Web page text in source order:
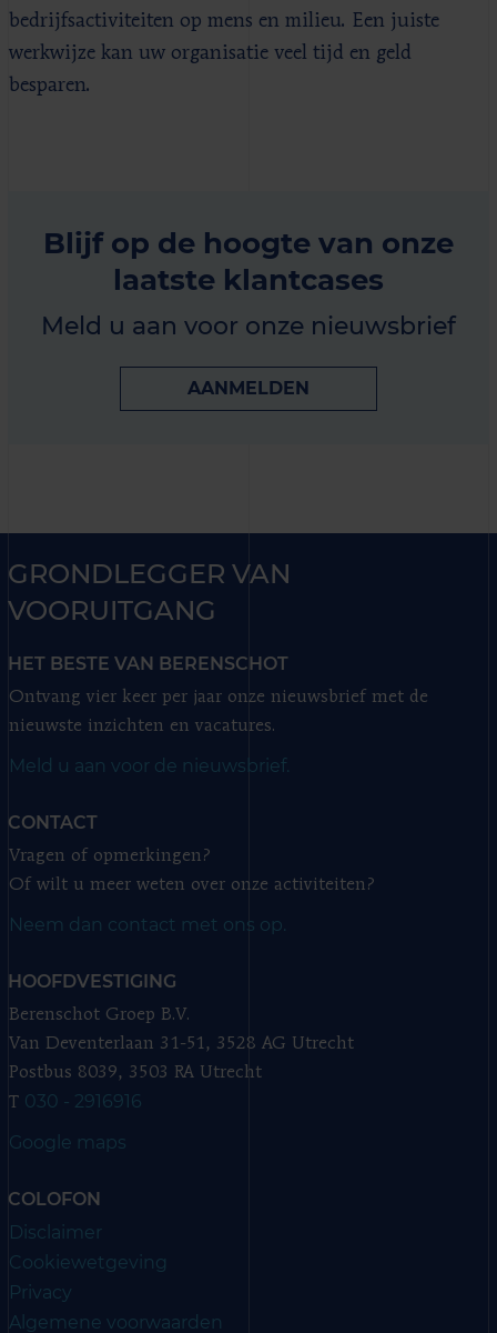
bedrijfsactiviteiten op mens en milieu. Een juiste
werkwijze kan uw organisatie veel tijd en geld
besparen.
Blijf op de hoogte van onze
laatste klantcases
Meld u aan voor onze nieuwsbrief
AANMELDEN
GRONDLEGGER VAN
VOORUITGANG
HET BESTE VAN BERENSCHOT
Ontvang vier keer per jaar onze nieuwsbrief met de
nieuwste inzichten en vacatures.
Meld u aan voor de nieuwsbrief.
CONTACT
Vragen of opmerkingen?
Of wilt u meer weten over onze activiteiten?
Neem dan contact met ons op.
HOOFDVESTIGING
Berenschot Groep B.V.
Van Deventerlaan 31-51, 3528 AG Utrecht
Postbus 8039, 3503 RA Utrecht
T 030 - 2916916
Google maps
COLOFON
Disclaimer
Cookiewetgeving
Privacy
Algemene voorwaarden